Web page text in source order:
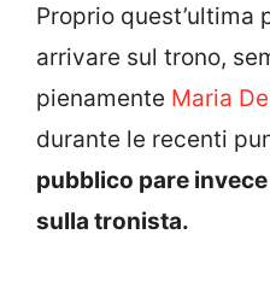
Proprio quest’ultima
arrivare sul trono,
pienamente Maria
durante le recenti
pubblico pare
sulla tronista.